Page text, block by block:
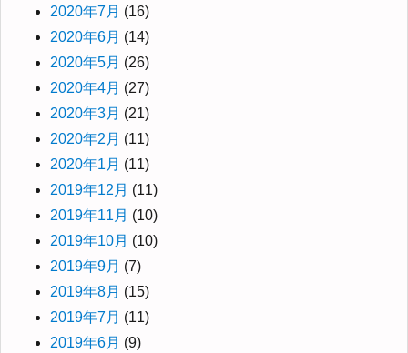
2020年7月 (16)
2020年6月 (14)
2020年5月 (26)
2020年4月 (27)
2020年3月 (21)
2020年2月 (11)
2020年1月 (11)
2019年12月 (11)
2019年11月 (10)
2019年10月 (10)
2019年9月 (7)
2019年8月 (15)
2019年7月 (11)
2019年6月 (9)